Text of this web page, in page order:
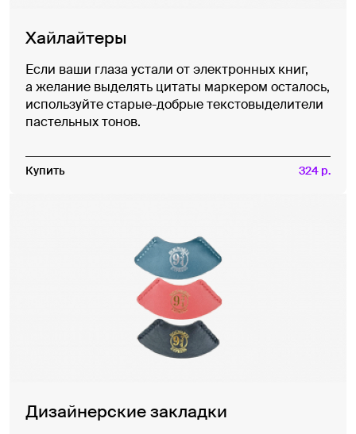
Хайлайтеры
Если ваши глаза устали от электронных книг,
а желание выделять цитаты маркером осталось,
используйте старые-добрые текстовыделители
пастельных тонов.
Купить 324 р.
Дизайнерские закладки